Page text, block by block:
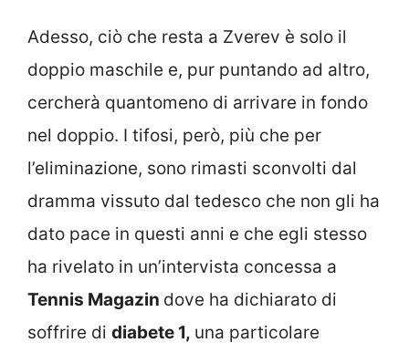
Adesso, ciò che resta a Zverev è solo il
doppio maschile e, pur puntando ad altro,
cercherà quantomeno di arrivare in fondo
nel doppio. I tifosi, però, più che per
l’eliminazione, sono rimasti sconvolti dal
dramma vissuto dal tedesco che non gli ha
dato pace in questi anni e che egli stesso
ha rivelato in un’intervista concessa a
Tennis Magazin dove ha dichiarato di
soffrire di diabete 1, una particolare